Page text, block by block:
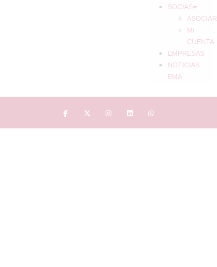
SOCIAS
MI
CUENTA
EMPRESAS
NOTICIAS
EMA